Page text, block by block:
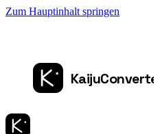
Zum Hauptinhalt springen